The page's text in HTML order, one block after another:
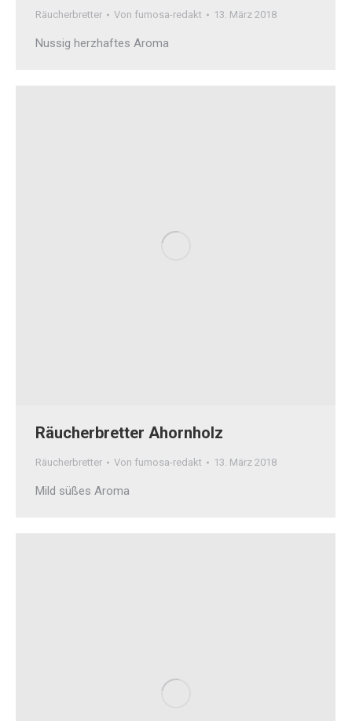
Räucherbretter Von fumosa-redakt 13. März 2018
Nussig herzhaftes Aroma
Räucherbretter Ahornholz
Räucherbretter Von fumosa-redakt 13. März 2018
Mild süßes Aroma